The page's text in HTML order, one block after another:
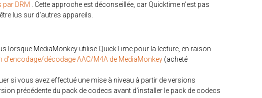
par DRM . Cette approche est déconseillée, car Quicktime n'est pas
lus sur d'autres appareils.
lorsque MediaMonkey utilise QuickTime pour la lecture, en raison
d'encodage/décodage AAC/M4A de MediaMonkey (acheté
si vous avez effectué une mise à niveau à partir de versions
précédente du pack de codecs avant d'installer le pack de codecs